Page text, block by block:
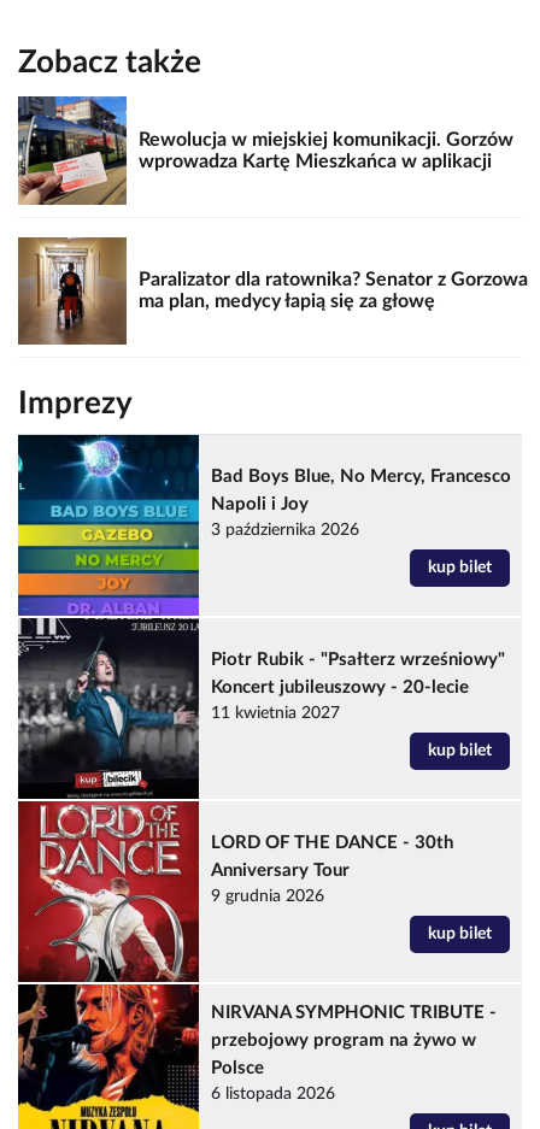
Zobacz także
Rewolucja w miejskiej komunikacji. Gorzów
wprowadza Kartę Mieszkańca w aplikacji
Paralizator dla ratownika? Senator z Gorzowa
ma plan, medycy łapią się za głowę
Imprezy
Bad Boys Blue, No Mercy, Francesco
Napoli i Joy
3 października 2026
kup bilet
Piotr Rubik - "Psałterz wrześniowy"
Koncert jubileuszowy - 20-lecie
11 kwietnia 2027
kup bilet
LORD OF THE DANCE - 30th
Anniversary Tour
9 grudnia 2026
kup bilet
NIRVANA SYMPHONIC TRIBUTE -
przebojowy program na żywo w
Polsce
6 listopada 2026